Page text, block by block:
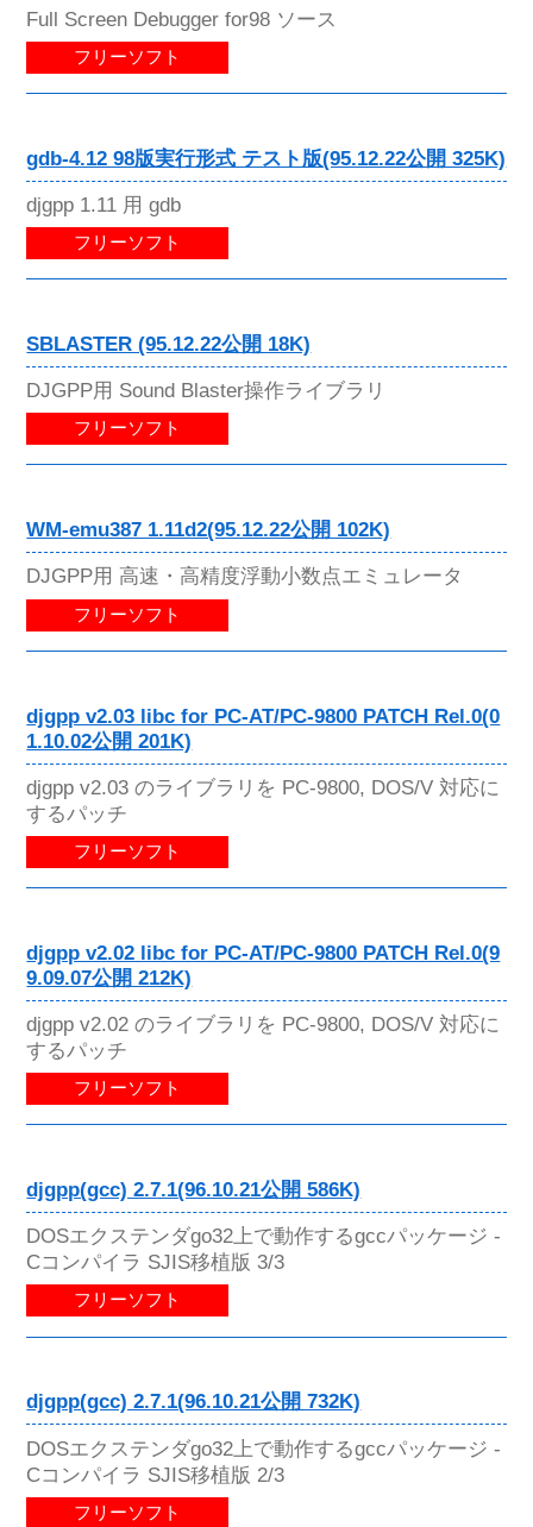
Full Screen Debugger for98 ソース
フリーソフト
gdb-4.12 98版実行形式 テスト版(95.12.22公開 325K)
djgpp 1.11 用 gdb
フリーソフト
SBLASTER (95.12.22公開 18K)
DJGPP用 Sound Blaster操作ライブラリ
フリーソフト
WM-emu387 1.11d2(95.12.22公開 102K)
DJGPP用 高速・高精度浮動小数点エミュレータ
フリーソフト
djgpp v2.03 libc for PC-AT/PC-9800 PATCH Rel.0(0
1.10.02公開 201K)
djgpp v2.03 のライブラリを PC-9800, DOS/V 対応に
するパッチ
フリーソフト
djgpp v2.02 libc for PC-AT/PC-9800 PATCH Rel.0(9
9.09.07公開 212K)
djgpp v2.02 のライブラリを PC-9800, DOS/V 対応に
するパッチ
フリーソフト
djgpp(gcc) 2.7.1(96.10.21公開 586K)
DOSエクステンダgo32上で動作するgccパッケージ -
Cコンパイラ SJIS移植版 3/3
フリーソフト
djgpp(gcc) 2.7.1(96.10.21公開 732K)
DOSエクステンダgo32上で動作するgccパッケージ -
Cコンパイラ SJIS移植版 2/3
フリーソフト